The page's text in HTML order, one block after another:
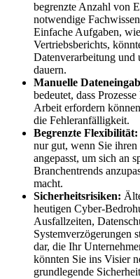
begrenzte Anzahl von
notwendige
Einfache Aufgaben,
Vertriebsberichts,
Datenverarbeitung und
dauern.
Manuelle
bedeutet, dass
Arbeit erfordern
die Fehleranfälligkeit.
Begrenzte Flexibilität:
nur gut, wenn Sie
angepasst, um sich an
Branchentrends
macht.
Sicherheitsrisiken:
heutigen Cyber-
Ausfallzeiten,
Systemverzögerungen
dar, die Ihr
könnten Sie ins Visier
grundlegende